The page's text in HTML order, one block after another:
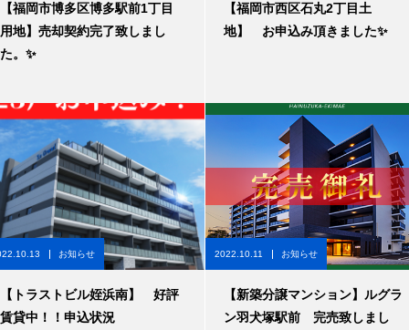
【福岡市博多区博多駅前1丁目
用地】売却契約完了致しまし
た。✨
【福岡市西区石丸2丁目土
地】 お申込み頂きました✨
お知らせ
【トラストビル姪浜南】 好評
賃貸中！！申込状況
2022.10.11 お知らせ
【新築分譲マンション】ルグラ
ン羽犬塚駅前 完売致しまし